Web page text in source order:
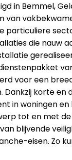
in Bemmel,
die nauw
voor een
Dankzij korte
in woningen
tot en met
blijvende
eisen. Zo